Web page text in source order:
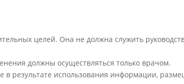
целей. Она не должна служить
должны осуществляться только врачом.
в результате использования информации,